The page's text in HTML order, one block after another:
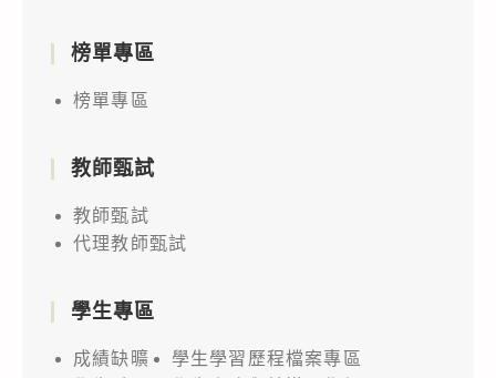
榜單專區
榜單專區
教師甄試
教師甄試
代理教師甄試
學生專區
成績缺曠
學生學習歷程檔案專區